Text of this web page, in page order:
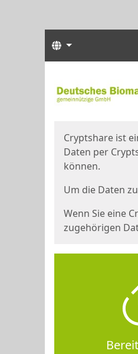
Sprachen
Cryptshare ist
Daten per
können.
Um die Daten
Wenn Sie eine
zugehörigen